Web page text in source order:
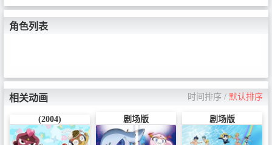
子 / オープニング曲：「また帰っ
てきたケロッ！とマーチ」ano&
粗品 / アニメーション制作：BN
角色列表
相关动画 时间排序 / 默认排序
(2004) 剧场版 剧场版